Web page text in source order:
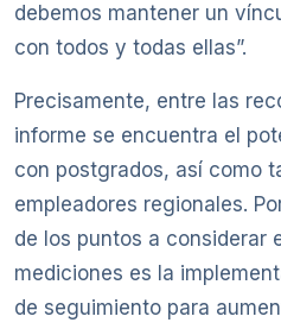
debemos mantener un
con todos y todas ellas”.
Precisamente, entre las
informe se encuentra el
con postgrados, así como
empleadores regionales.
de los puntos a considerar
mediciones es la
de seguimiento para